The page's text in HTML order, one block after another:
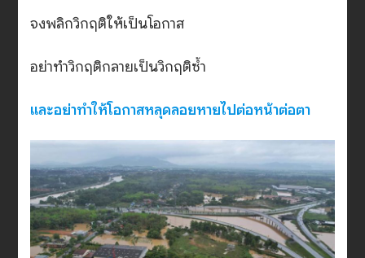
จงพลิกวิกฤติให้เป็นโอกาส
อย่าทำวิกฤติกลายเป็นวิกฤติซ้ำ
และอย่าทำให้โอกาสหลุดลอยหายไปต่อหน้าต่อตา